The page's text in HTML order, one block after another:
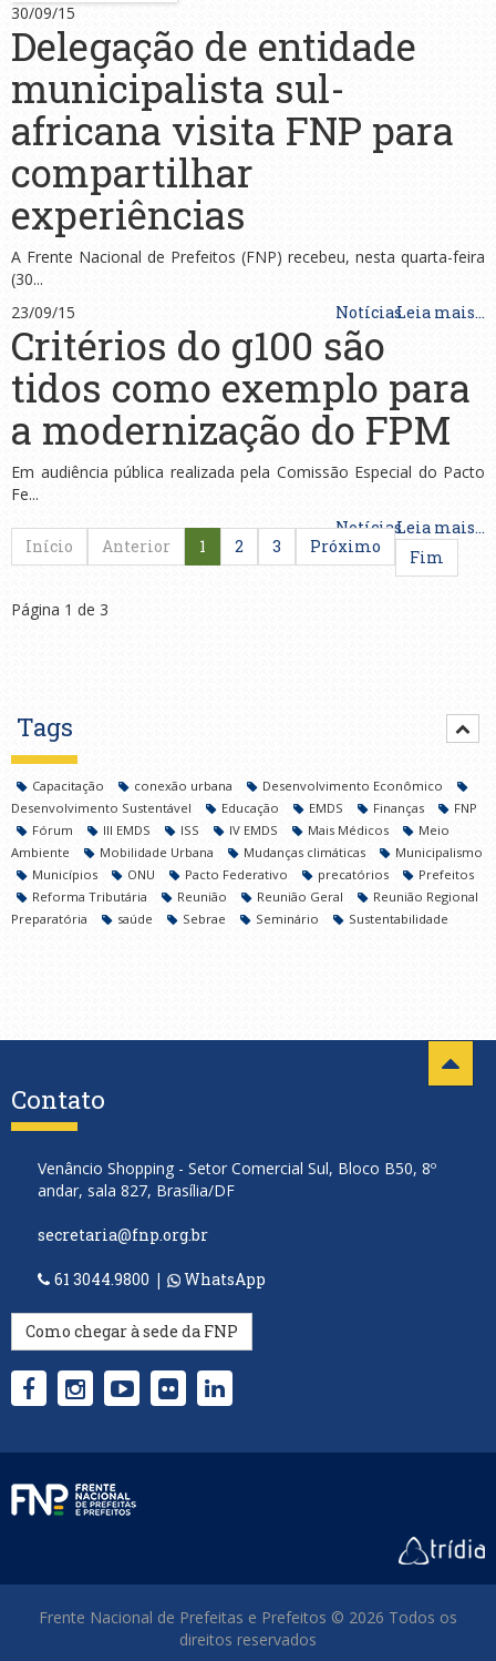
30/09/15
Delegação de entidade
municipalista sul-
africana visita FNP para
compartilhar
experiências
A Frente Nacional de Prefeitos (FNP) recebeu, nesta quarta-feira
(30...
NotíciasLeia mais...
23/09/15
Critérios do g100 são
tidos como exemplo para
a modernização do FPM
Em audiência pública realizada pela Comissão Especial do Pacto
Fe...
NotíciasLeia mais...
Início
Anterior 1 2 3 Próximo
Fim
Página 1 de 3
Tags
Capacitação conexão urbana
Desenvolvimento Econômico
Desenvolvimento Sustentável
Educação EMDS Finanças
FNP
Fórum
III EMDS ISS IV EMDS Mais Médicos
Meio
Ambiente
Mobilidade Urbana Mudanças climáticas
Municipalismo
Municípios
ONU Pacto Federativo precatórios
Prefeitos
Reforma Tributária
Reunião Reunião Geral
Reunião Regional
Preparatória
saúde Sebrae Seminário Sustentabilidade
Contato
Venâncio Shopping - Setor Comercial Sul, Bloco B50, 8º
andar, sala 827, Brasília/DF
secretaria@fnp.org.br
61 3044.9800 | WhatsApp
Como chegar à sede da FNP
Frente Nacional de Prefeitas e Prefeitos © 2026 Todos os
direitos reservados